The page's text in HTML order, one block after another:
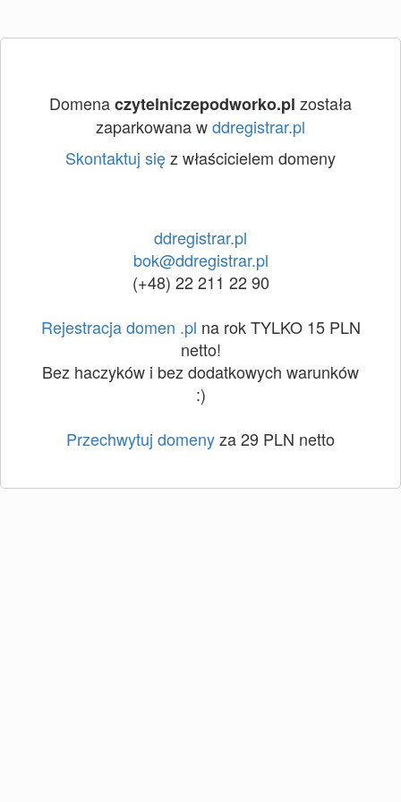
Domenaczytelniczepodworko.pl została
zaparkowana wddregistrar.pl
Skontaktuj sięz właścicielem domeny
ddregistrar.pl
bok@ddregistrar.pl
(+48) 22 211 22 90
Rejestracja domen .pl na rok TYLKO 15 PLN
netto!
Bez haczyków i bez dodatkowych warunków
:)
Przechwytuj domenyza 29 PLN netto